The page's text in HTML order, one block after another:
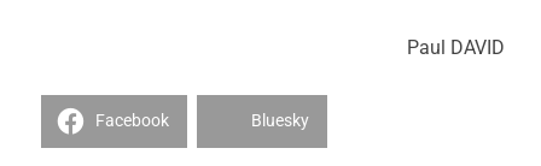
Paul DAVID
Facebook Bluesky